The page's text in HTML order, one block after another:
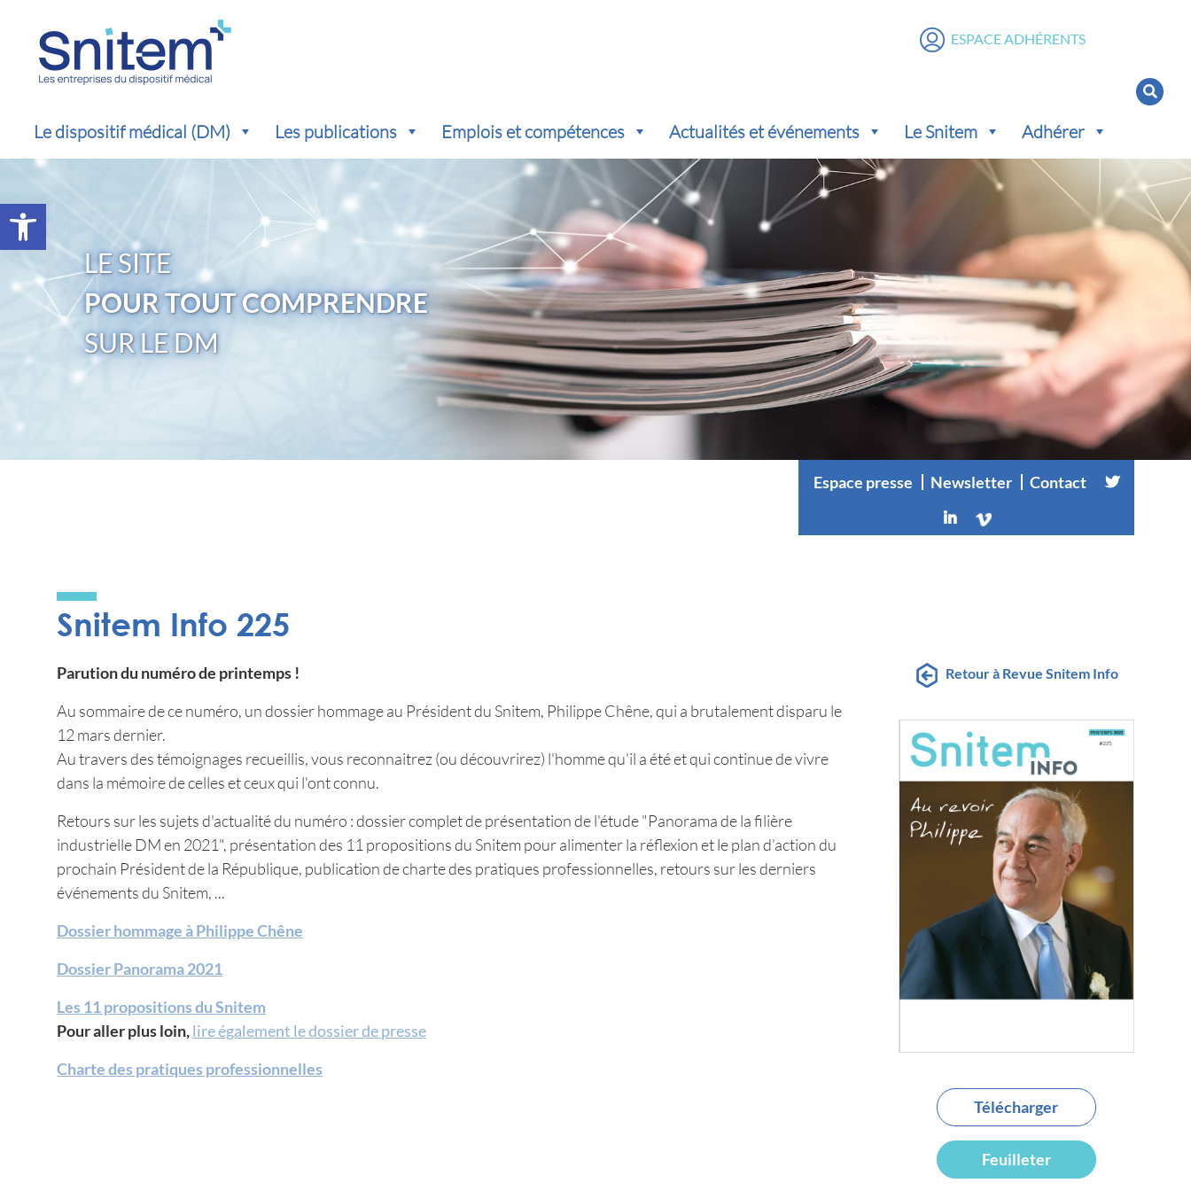
Ouvrir la barre d’outils
Le dispositif médical (DM) Les publications Emplois et compétences Actualités et événements Le Snitem Adhérer
ESPACE ADHÉRENTS
LE SITE
POUR TOUT COMPRENDRE
SUR LE DM
Espace presse Newsletter Contact
Snitem Info 225
Parution du numéro de printemps !
Au sommaire de ce numéro, un dossier hommage au Président du Snitem, Philippe Chêne, qui a brutalement disparu le
12 mars dernier.
Au travers des témoignages recueillis, vous reconnaitrez (ou découvrirez) l'homme qu'il a été et qui continue de vivre
dans la mémoire de celles et ceux qui l'ont connu.
Retours sur les sujets d'actualité du numéro : dossier complet de présentation de l'étude "Panorama de la filière
industrielle DM en 2021", présentation des 11 propositions du Snitem pour alimenter la réflexion et le plan d’action du
prochain Président de la République, publication de charte des pratiques professionnelles, retours sur les derniers
événements du Snitem, ...
Dossier hommage à Philippe Chêne
Dossier Panorama 2021
Les 11 propositions du Snitem
Pour aller plus loin,lire également le dossier de presse
Charte des pratiques professionnelles
Retour à Revue Snitem Info
Télécharger
Feuilleter